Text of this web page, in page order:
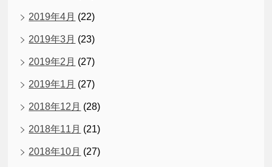
2019年4月 (22)
2019年3月 (23)
2019年2月 (27)
2019年1月 (27)
2018年12月 (28)
2018年11月 (21)
2018年10月 (27)